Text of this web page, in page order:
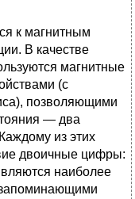
к магнитным
В качестве
магнитные
(с
позволяющими
— два
из этих
двоичные цифры:
наибо­лее